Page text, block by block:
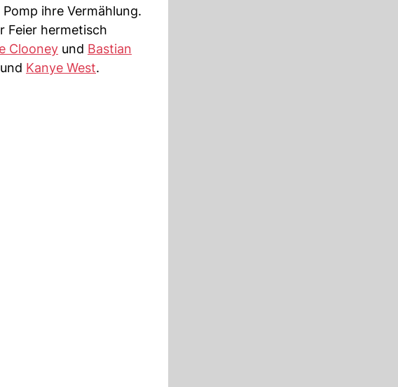
ihre Vermählung.
Feier hermetisch
Clooney und Bastian
und Kanye West.